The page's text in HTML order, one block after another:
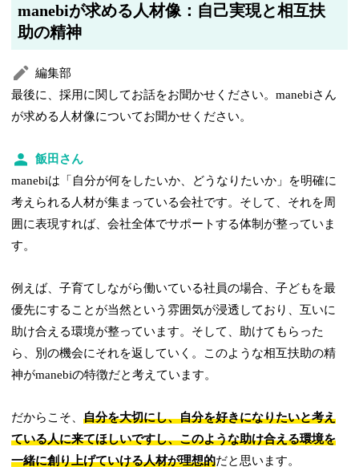
manebiが求める人材像：自己実現と相互扶
助の精神
編集部
最後に、採用に関してお話をお聞かせください。manebiさん
が求める人材像についてお聞かせください。
飯田さん
manebiは「自分が何をしたいか、どうなりたいか」を明確に
考えられる人材が集まっている会社です。そして、それを周
囲に表現すれば、会社全体でサポートする体制が整っていま
す。
例えば、子育てしながら働いている社員の場合、子どもを最
優先にすることが当然という雰囲気が浸透しており、互いに
助け合える環境が整っています。そして、助けてもらった
ら、別の機会にそれを返していく。このような相互扶助の精
神がmanebiの特徴だと考えています。
だからこそ、自分を大切にし、自分を好きになりたいと考え
ている人に来てほしいですし、このような助け合える環境を
一緒に創り上げていける人材が理想的だと思います。